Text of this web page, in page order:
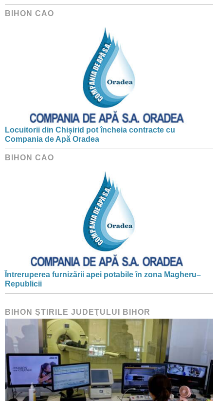
BIHON CAO
Locuitorii din Chișirid pot încheia contracte cu
Compania de Apă Oradea
BIHON CAO
Întreruperea furnizării apei potabile în zona Magheru–
Republicii
BIHON ŞTIRILE JUDEŢULUI BIHOR